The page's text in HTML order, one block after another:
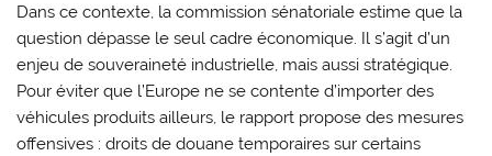
Dans ce contexte, la commission sénatoriale estime que la
question dépasse le seul cadre économique. Il s’agit d’un
enjeu de souveraineté industrielle, mais aussi stratégique.
Pour éviter que l’Europe ne se contente d’importer des
véhicules produits ailleurs, le rapport propose des mesures
offensives : droits de douane temporaires sur certains